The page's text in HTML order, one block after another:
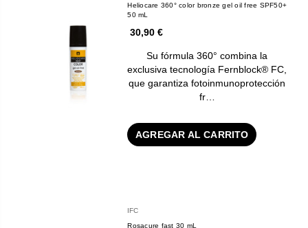
Heliocare 360° color bronze gel oil free SPF50+
50 mL
30,90 €
Su fórmula 360° combina la
exclusiva tecnología Fernblock® FC,
que garantiza fotoinmunoprotección
fr…
AGREGAR AL CARRITO
IFC
Rosacure fast 30 mL